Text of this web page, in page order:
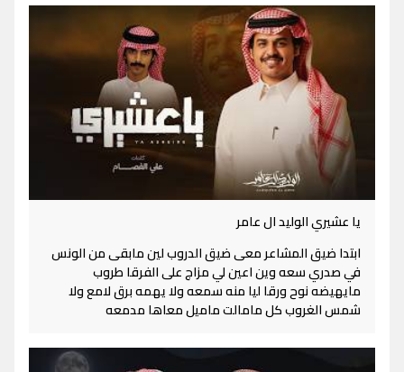
يا عشيري الوليد ال عامر
ابتدا ضيق المشاعر معى ضيق الدروب لين مابقى من الونس
في صدري سعه وين اعين لي مزاج على الفرقا طروب
مايهيضه نوح ورقا ليا منه سمعه ولا يهمه برق لامع ولا
شمس الغروب كل مامالت ماميل معاها مدمعه